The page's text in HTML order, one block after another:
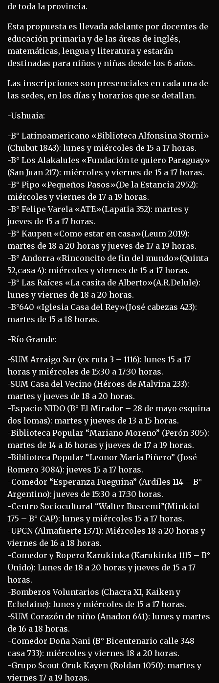
de toda la provincia.
Esta propuesta es llevada adelante por docentes de
educación primaria y de las áreas de inglés,
matemáticas, lengua y literatura y estarán
destinadas para niños y niñas desde los 6 años.
Las inscripciones son presenciales en cada una de
las sedes, en los días y horarios que se detallan.
-Ushuaia:
-B° Latinoamericano «Biblioteca Alfonsina Storni»
(Chubut 1843): lunes y miércoles de 15 a 17 horas.
-B° Los Alakalufes «Fundación te quiero Paraguay»
(San Juan 217): miércoles y viernes de 15 a 17 horas.
-B° Pipo «Pequeños Pasos»(De la Estancia 2952):
miércoles y viernes de 17 a 19 horas.
-B° Felipe Varela «ATE»(Lapatia 352): martes y
jueves de 15 a 17 horas.
-B° Kaupen «Como estar en casa»(Leum 2019):
martes de 18 a 20 horas y jueves de 17 a 19 horas.
-B° Andorra «Rinconcito de fin del mundo»(Quinta
52,casa 4): miércoles y viernes de 15 a 17 horas.
-B° Las Raíces «La casita de Alberto»(A.R.Delule):
lunes y viernes de 18 a 20 horas.
-B°640 «Iglesia Casa del Rey»(José cabezas 423):
martes de 15 a 18 horas.
-Río Grande:
-SUM Arraigo Sur (ex ruta 3 – 1116): lunes 15 a 17
horas y miércoles de 15:30 a 17:30 horas.
-SUM Casa del Vecino (Héroes de Malvina 233):
martes y jueves de 18 a 20 horas.
-Espacio NIDO (B° El Mirador – 28 de mayo esquina
dos lomas): martes y jueves de 13 a 15 horas.
-Biblioteca Popular “Mariano Moreno” (Perón 305):
martes de 14 a 16 horas y jueves de 17 a 19 horas.
-Biblioteca Popular “Leonor Maria Piñero” (José
Romero 3084): jueves 15 a 17 horas.
-Comedor “Esperanza Fueguina” (Ardíles 114 – B°
Argentino): jueves de 15:30 a 17:30 horas.
-Centro Sociocultural “Walter Buscemi”(Minkiol
175 – B° CAP): lunes y miércoles 15 a 17 horas.
-UPCN (Almafuerte 1371): Miércoles 18 a 20 horas y
viernes de 16 a 18 horas.
-Comedor y Ropero Karukinka (Karukinka 1115 – B°
Unido): Lunes de 18 a 20 horas y jueves de 15 a 17
horas.
-Bomberos Voluntarios (Chacra XI, Kaiken y
Echelaine): lunes y miércoles de 15 a 17 horas.
-SUM Corazón de niño (Anadon 641): lunes y martes
de 16 a 18 horas.
-Comedor Doña Nani (B° Bicentenario calle 348
casa 733): miércoles y viernes 18 a 20 horas.
-Grupo Scout Oruk Kayen (Roldan 1050): martes y
viernes 17 a 19 horas.